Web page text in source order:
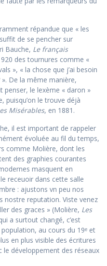
répandue que « les
de se pencher sur
Bauche, Le français
des tournures comme «
», « la chose que j’ai besoin
De la même manière,
penser, le lexème « daron »
puisqu’on le trouve déjà
Misérables, en 1881.
il est important de rappeler
évoluée au fil du temps,
comme Molière, dont les
des graphies courantes
masquent en
receuoir dans cette salle
: ajustons vn peu nos
nostre reputation. Viste venez
des graces » (Molière, Les
a surtout changé, c’est
au cours du 19ᵉ et
en plus visible des écritures
le développement des réseaux